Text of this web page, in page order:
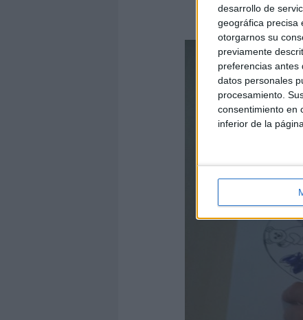
desarrollo de
geográfica precisa
otorgarnos su
previamente
preferencias antes
datos personales
procesamiento.
consentimiento en
inferior de la